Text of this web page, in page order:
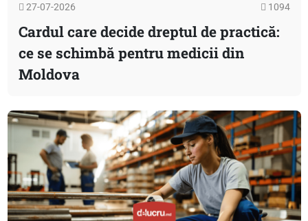
27-07-2026 1094
Cardul care decide dreptul de practică:
ce se schimbă pentru medicii din
Moldova